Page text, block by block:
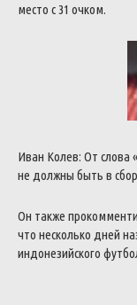
место с 31 очком.
Иван Колев: От слова
не должны быть в
Он также
что несколько дней
индонезийского